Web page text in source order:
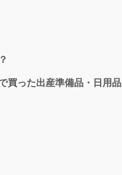
買った出産準備品・日用品